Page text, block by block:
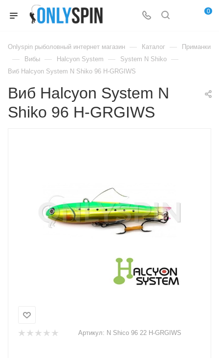
0
Onlyspin рыболовный интернет магазин — Каталог — Приманки
— Вибы — Halcyon System — System N Shiko —
Виб Halcyon System N Shiko 96 H-GRGIWS
Виб Halcyon System N
Shiko 96 H-GRGIWS
Артикул: N Shico 96 22 H-GRGIWS